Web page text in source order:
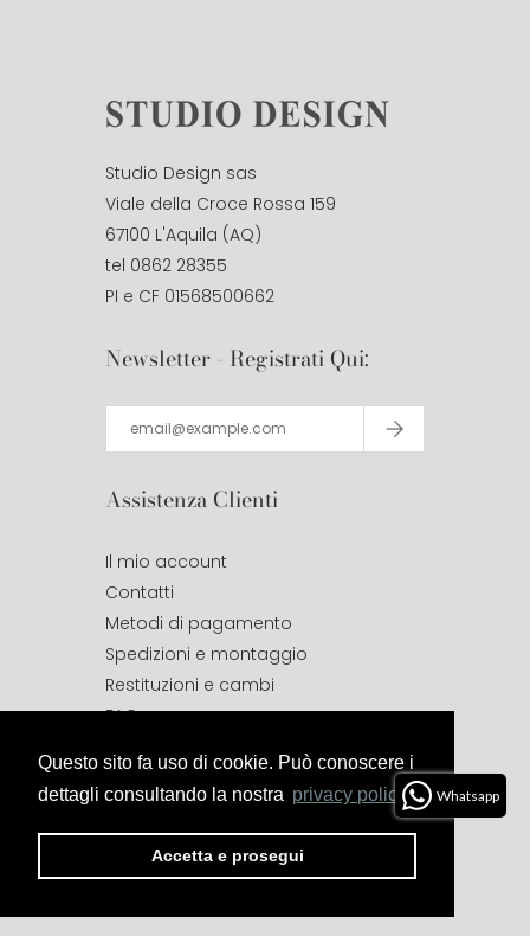
Questo sito fa uso di cookie. Può conoscere i
dettagli consultando la nostra privacy policy.
Accetta e prosegui
Studio Design sas
Viale della Croce Rossa 159
67100 L'Aquila (AQ)
tel 0862 28355
PI e CF 01568500662
Newsletter - Registrati Qui:
Assistenza Clienti
Il mio account
Contatti
Metodi di pagamento
Spedizioni e montaggio
Restituzioni e cambi
FAQ
Seguici Su
Whatsapp